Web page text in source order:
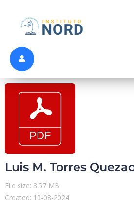
Luis M. Torres
File size: 3.57 MB
Created: 10-08-2024